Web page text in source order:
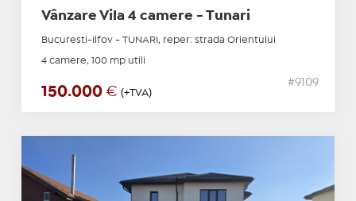
Vânzare Vila 4 camere - Tunari
Bucuresti-Ilfov - TUNARI, reper: strada Orientului
4 camere, 100 mp utili
150.000 € (+TVA)
#9109